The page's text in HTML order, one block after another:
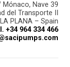
Mónaco, Nave 39
del Transporte II
PLANA – Spain
+34 964 334 466